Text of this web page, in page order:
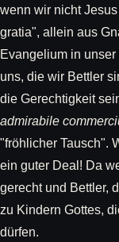
wenn wir nicht
gratia", allein aus
Evangelium in
uns, die wir Bettler
die Gerechtigkeit
admirabile
"fröhlicher Tausch".
ein guter Deal! Da
gerecht und Bettler,
zu Kindern Gottes,
dürfen.